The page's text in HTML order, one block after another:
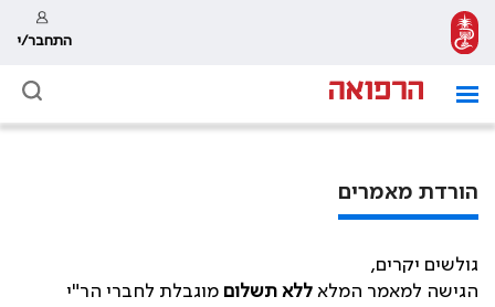
התחבר/י
הורדת מאמרים
גולשים יקרים,
הגישה למאמר המלא ללא תשלום מוגבלת לחברי הר"י